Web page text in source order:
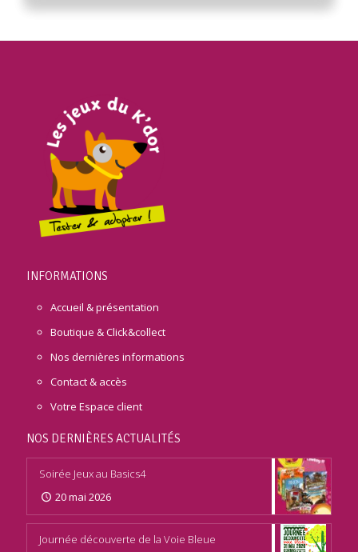
INFORMATIONS
Accueil & présentation
Boutique & Click&collect
Nos dernières informations
Contact & accès
Votre Espace client
NOS DERNIÈRES ACTUALITÉS
Soirée Jeux au Basics4
20 mai 2026
Journée découverte de la Voie Bleue